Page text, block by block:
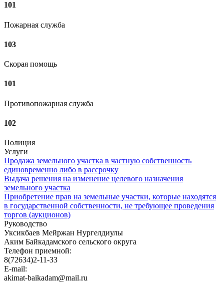
101
Пожарная служба
103
Скорая помощь
101
Противопожарная служба
102
Полиция
Услуги
Продажа земельного участка в частную собственность
единовременно либо в рассрочку
Выдача решения на изменение целевого назначения
земельного участка
Приобретение прав на земельные участки, которые находятся
в государственной собственности, не требующее проведения
торгов (аукционов)
Руководство
Уксикбаев Мейржан Нургелдиулы
Аким Байкадамского сельского округа
Телефон приемной:
8(72634)2-11-33
E-mail:
akimat-baikadam@mail.ru